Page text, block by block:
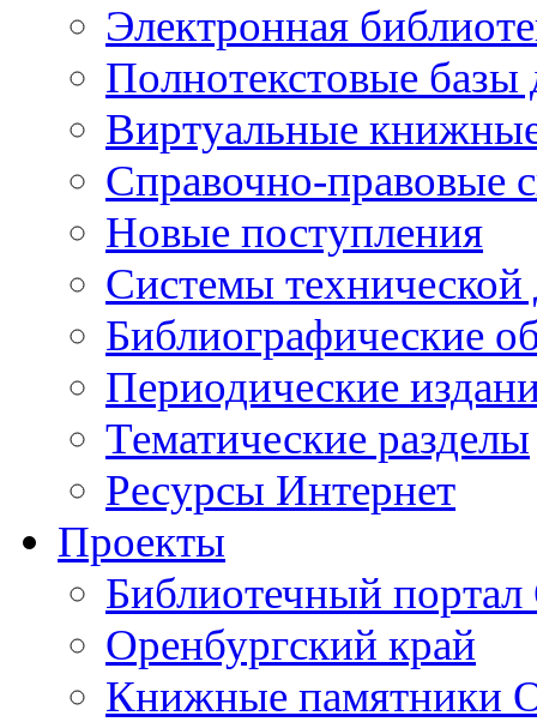
Электронная
Полнотекстовые
Виртуальные
Справочно-правовые
Новые поступления
Cистемы
Библиографические
Периодические
Тематические разделы
Ресурсы Интернет
Проекты
Библиотечный портал
Оренбургский край
Книжные памятники